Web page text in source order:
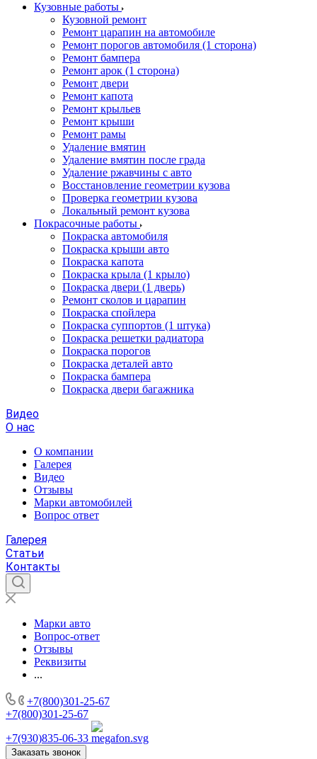
Кузовные работы
Кузовной ремонт
Ремонт царапин на автомобиле
Ремонт порогов автомобиля (1 сторона)
Ремонт бампера
Ремонт арок (1 сторона)
Ремонт двери
Ремонт капота
Ремонт крыльев
Ремонт крыши
Ремонт рамы
Удаление вмятин
Удаление вмятин после града
Удаление ржавчины с авто
Восстановление геометрии кузова
Проверка геометрии кузова
Локальный ремонт кузова
Покрасочные работы
Покраска автомобиля
Покраска крыши авто
Покраска капота
Покраска крыла (1 крыло)
Покраска двери (1 дверь)
Ремонт сколов и царапин
Покраска спойлера
Покраска суппортов (1 штука)
Покраска решетки радиатора
Покраска порогов
Покраска деталей авто
Покраска бампера
Покраска двери багажника
Видео
О нас
О компании
Галерея
Видео
Отзывы
Марки автомобилей
Вопрос ответ
Галерея
Статьи
Контакты
Марки авто
Вопрос-ответ
Отзывы
Реквизиты
...
+7(800)301-25-67
+7(800)301-25-67
+7(930)835-06-33
Заказать звонок